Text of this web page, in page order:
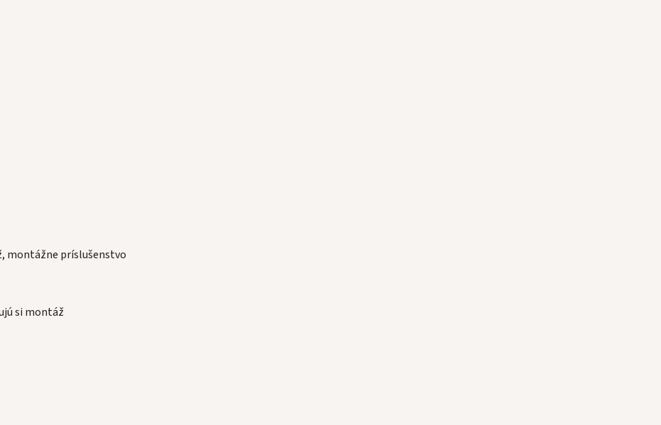
montážne príslušenstvo
si montáž